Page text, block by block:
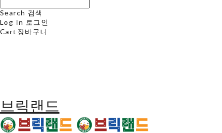
Search 검색
Log In 로그인
Cart 장바구니
브릭랜드